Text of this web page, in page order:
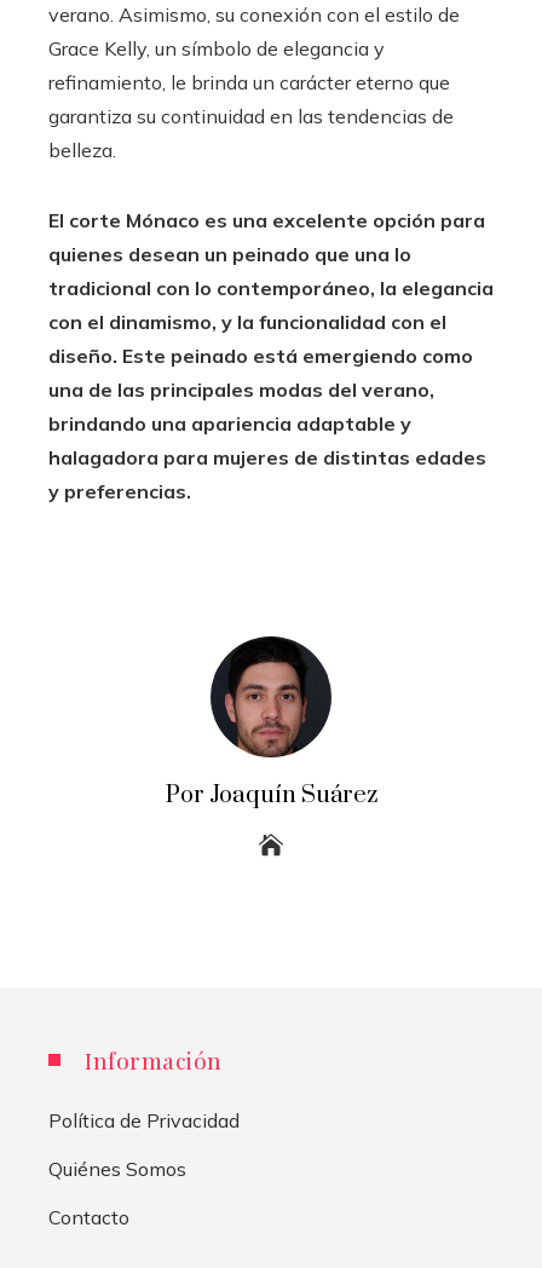
verano. Asimismo, su conexión con el estilo de
Grace Kelly, un símbolo de elegancia y
refinamiento, le brinda un carácter eterno que
garantiza su continuidad en las tendencias de
belleza.
El corte Mónaco es una excelente opción para
quienes desean un peinado que una lo
tradicional con lo contemporáneo, la elegancia
con el dinamismo, y la funcionalidad con el
diseño. Este peinado está emergiendo como
una de las principales modas del verano,
brindando una apariencia adaptable y
halagadora para mujeres de distintas edades
y preferencias.
Por Joaquín Suárez
Información
Política de Privacidad
Quiénes Somos
Contacto